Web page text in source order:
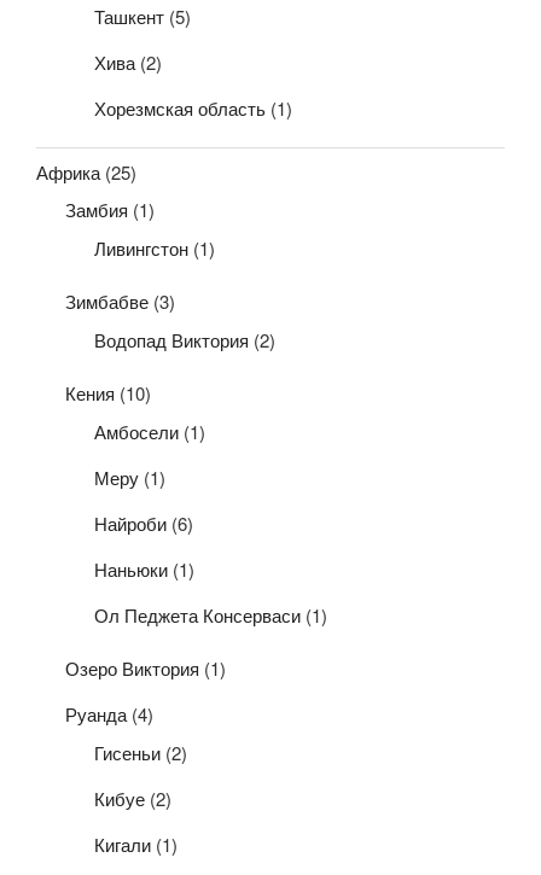
Ташкент (5)
Хива (2)
Хорезмская область (1)
Африка (25)
Замбия (1)
Ливингстон (1)
Зимбабве (3)
Водопад Виктория (2)
Кения (10)
Амбосели (1)
Меру (1)
Найроби (6)
Наньюки (1)
Ол Педжета Консерваси (1)
Озеро Виктория (1)
Руанда(4)
Гисеньи (2)
Кибуе (2)
Кигали (1)